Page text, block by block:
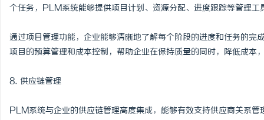
个任务，PLM系统能够提供项目计划、资源分配、进度跟踪等管理工
通过项目管理功能，企业能够清晰地了解每个阶段的进度和任务的
项目的预算管理和成本控制，帮助企业在保持质量的同时，降低成本
8. 供应链管理
PLM系统与企业的供应链管理高度集成，能够有效支持供应商关系